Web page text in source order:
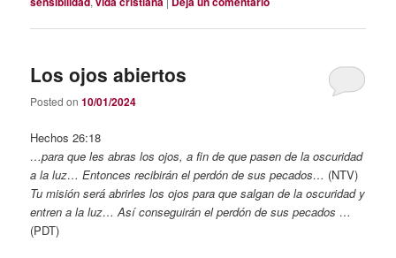
Los ojos abiertos
Posted on10/01/2024
Hechos 26:18
…para que les abras los ojos, a fin de que pasen de la oscuridad
a la luz… Entonces recibirán el perdón de sus pecados… (NTV)
Tu misión será abrirles los ojos para que salgan de la oscuridad y
entren a la luz… Así conseguirán el perdón de sus pecados …
(PDT)